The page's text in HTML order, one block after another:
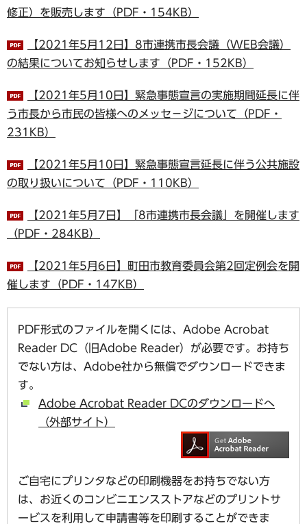
修正）を販売します（PDF・154KB）
【2021年5月12日】8市連携市長会議（WEB会議）
の結果についてお知らせします（PDF・152KB）
【2021年5月10日】緊急事態宣言の実施期間延長に伴
う市長から市民の皆様へのメッセ－ジについて（PDF・
231KB）
【2021年5月10日】緊急事態宣言延長に伴う公共施設
の取り扱いについて（PDF・110KB）
【2021年5月7日】「8市連携市長会議」を開催します
（PDF・284KB）
【2021年5月6日】町田市教育委員会第2回定例会を開
催します（PDF・147KB）
PDF形式のファイルを開くには、Adobe Acrobat
Reader DC（旧Adobe Reader）が必要です。お持ち
でない方は、Adobe社から無償でダウンロードできま
す。
Adobe Acrobat Reader DCのダウンロードへ
（外部サイト）
ご自宅にプリンタなどの印刷機器をお持ちでない方
は、お近くのコンビニエンスストアなどのプリントサ
ービスを利用して申請書等を印刷することができま